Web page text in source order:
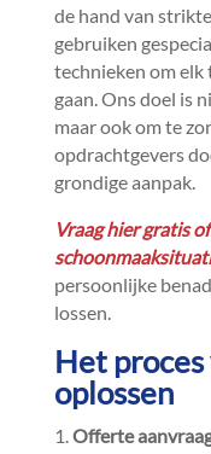
de hand van
gebruiken
technieken om elk
gaan.​ Ons doel is
maar ook om te
opdrachtgevers
grondige aanpak.​
Vraag hier gratis
persoonlijke
lossen.​
Het
oplossen
Offerte